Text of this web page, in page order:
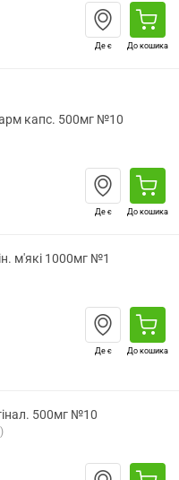
Де є До кошика
капс. 500мг №10
Де є До кошика
м'які 1000мг №1
Де є До кошика
500мг №10